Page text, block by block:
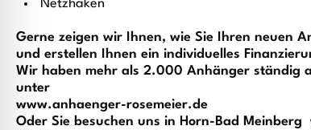
Netzhaken
Gerne zeigen wir Ihnen, wie Sie Ihren neuen
und erstellen Ihnen ein individuelles
Wir haben mehr als 2.000 Anhänger ständig
unter
www.anhaenger-rosemeier.de
Oder Sie besuchen uns in Horn-Bad Meinberg